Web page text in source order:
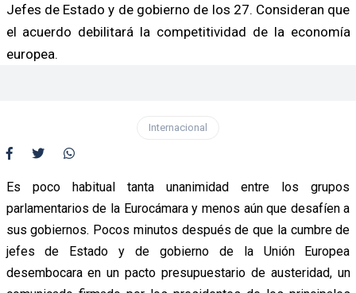
Jefes de Estado y de gobierno de los 27. Consideran que
el acuerdo debilitará la competitividad de la economía
europea.
Internacional
Es poco habitual tanta unanimidad entre los grupos
parlamentarios de la Eurocámara y menos aún que desafíen a
sus gobiernos. Pocos minutos después de que la cumbre de
jefes de Estado y de gobierno de la Unión Europea
desembocara en un pacto presupuestario de austeridad, un